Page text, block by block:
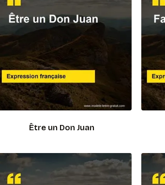
Être un Don Juan